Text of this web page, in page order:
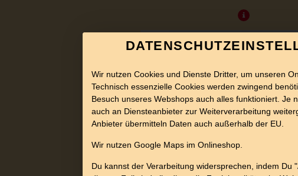
Wir nutzen Cookies und Dienste Dritter, um unseren
Technisch essenzielle Cookies werden zwingend
Besuch unseres Webshops auch alles funktioniert. Je
auch an Diensteanbieter zur Weiterverarbeitung
Anbieter übermitteln Daten auch außerhalb der EU.
Wir nutzen Google Maps im Onlineshop.
Du kannst der Verarbeitung widersprechen, indem Du